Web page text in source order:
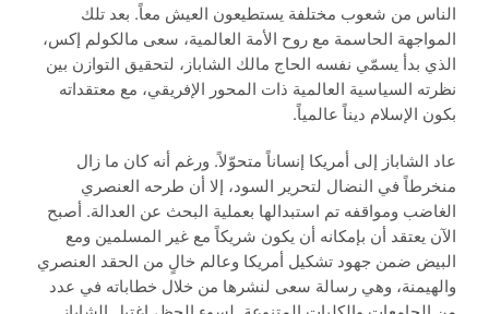
الناس من شعوب مختلفة يستطيعون العيش معاً. بعد تلك
المواجهة الحاسمة مع روح الأمة العالمية، سعى مالكولم إكس،
الذي بدأ يسمّي نفسه الحاج مالك الشاباز، لتحقيق التوازن بين
نظرته السياسية العالمية ذات المحور الإفريقي، مع معتقداته
بكون الإسلام ديناً عالمياً.
عاد الشاباز إلى أمريكا إنساناً متحوّلاً. ورغم أنه كان ما زال
منخرطاً في النضال لتحرير السود، إلا أن طرحه العنصري
الغاضب ومواقفه تم استبدالها بعملية البحث عن العدالة. أصبح
الآن يعتقد أن بإمكانه أن يكون شريكاً مع غير المسلمين ومع
البيض ضمن جهود تشكيل أمريكا وعالم خالٍ من الحقد العنصري
والهيمنة، وهي رسالة سعى لنشرها من خلال خطاباته في عدد